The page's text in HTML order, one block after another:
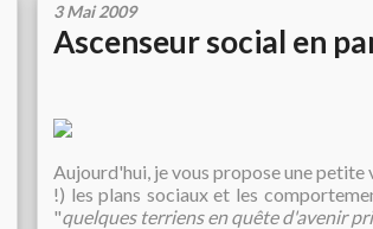
3 Mai 2009
Ascenseur social en
Aujourd'hui, je vous propose une
!) les plans sociaux et les
"quelques terriens en quête d'avenir